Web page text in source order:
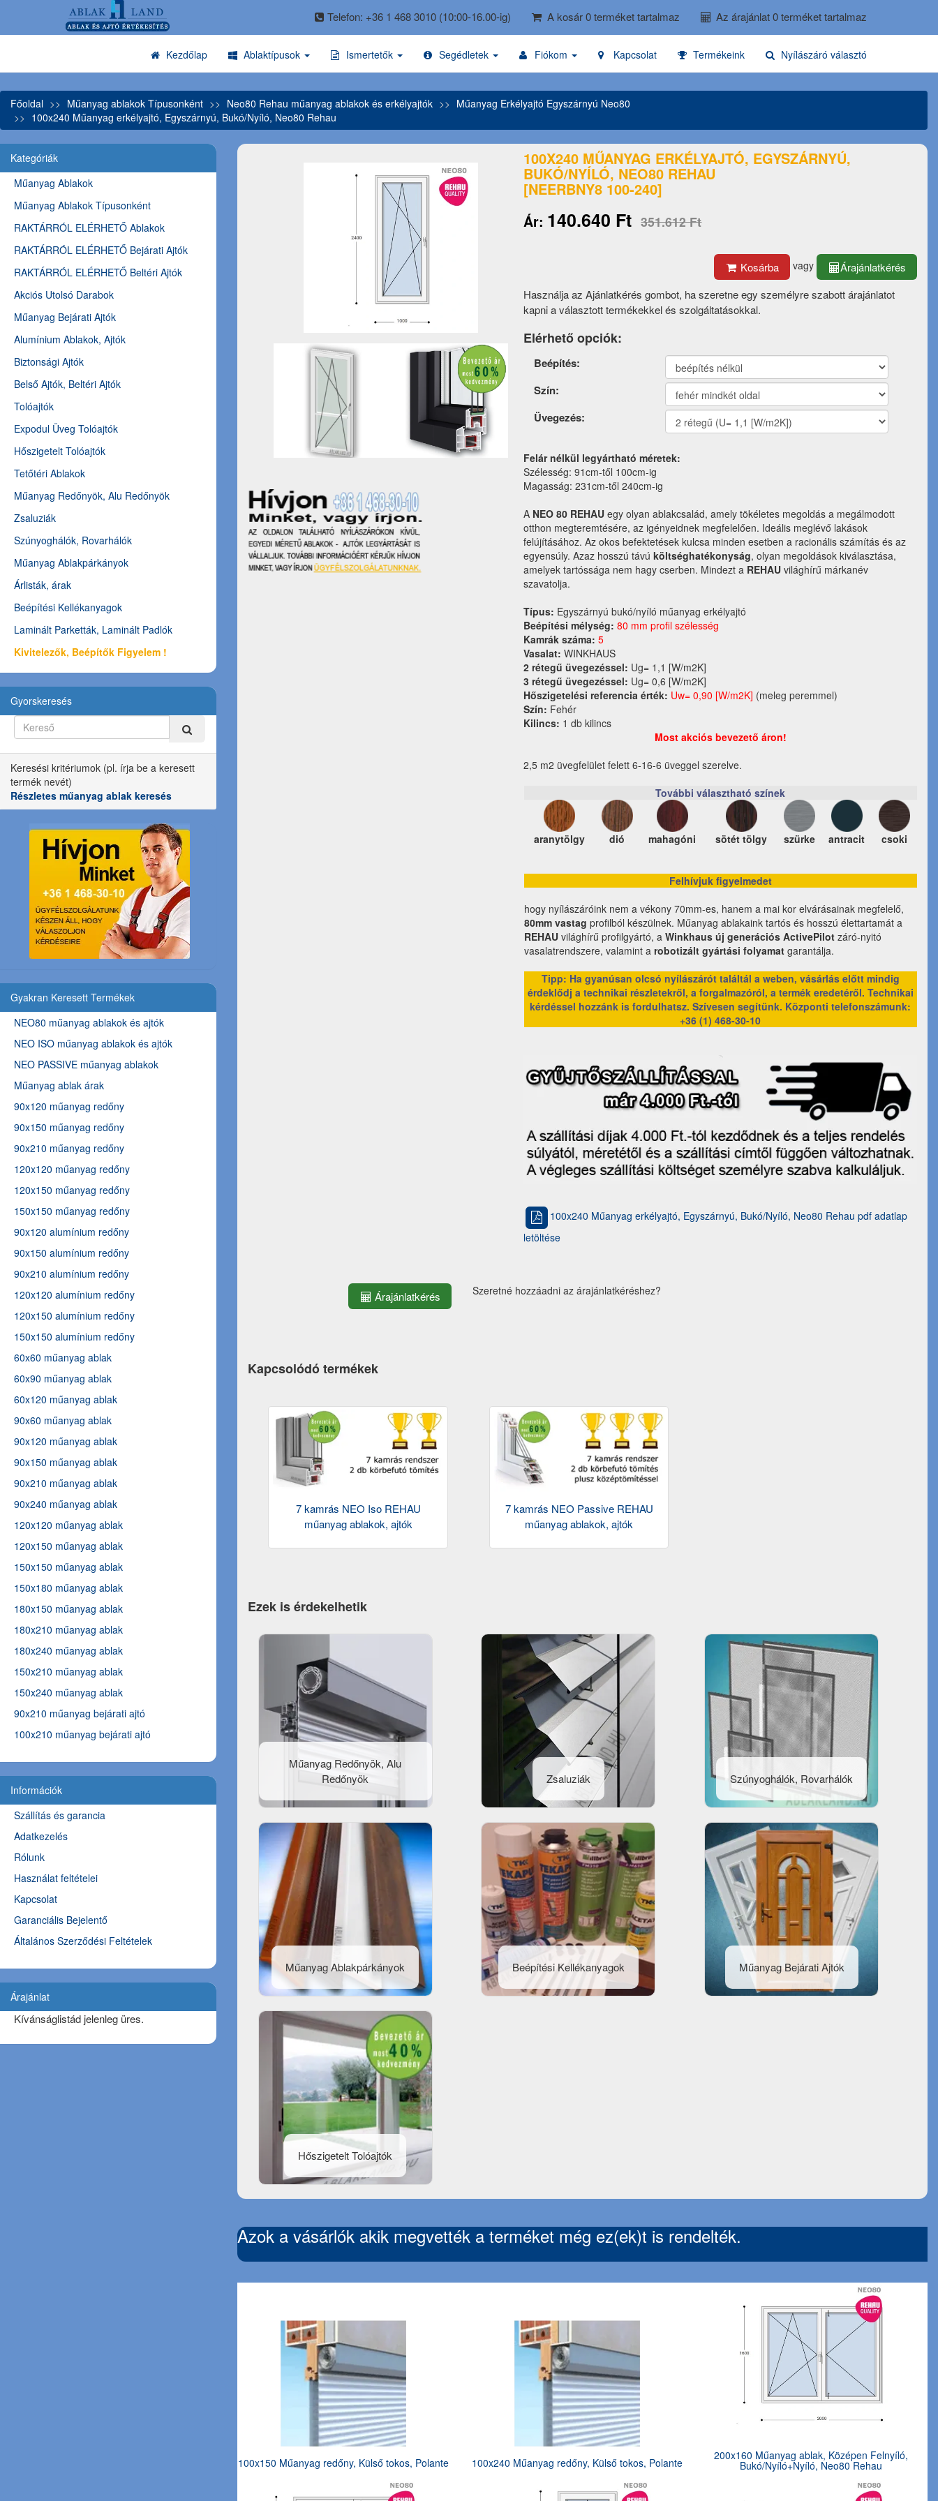
Telefon: +36 1 468 3010 (10:00-16.00-ig) A kosár 0 terméket tartalmaz Az árajánlat 0 terméket tartalmaz
Kezdőlap Ablaktípusok Ismertetők Segédletek Fiókom Kapcsolat Termékeink Nyílászáró választó
Főoldal Műanyag ablakok Típusonként Neo80 Rehau műanyag ablakok és erkélyajtók
Műanyag Erkélyajtó Egyszárnyú Neo80
100x240 Műanyag erkélyajtó, Egyszárnyú, Bukó/Nyíló, Neo80 Rehau
100X240 MŰANYAG ERKÉLYAJTÓ, EGYSZÁRNYÚ,
BUKÓ/NYÍLÓ, NEO80 REHAU
[NEERBNY8 100-240]
Ár: 140.640 Ft 351.612 Ft
Kosárba vagy
Árajánlatkérés
Használja az Ajánlatkérés gombot, ha szeretne egy személyre szabott árajánlatot
kapni a választott termékekkel és szolgáltatásokkal.
Elérhető opciók:
Termék
opciók
Beépítés:
Szín:
Üvegezés:
Felár nélkül legyártható méretek:
Szélesség: 91cm-től 100cm-ig
Magasság: 231cm-től 240cm-ig
A NEO 80 REHAU egy olyan ablakcsalád, amely tökéletes megoldás a megálmodott
otthon megteremtésére, az igényeidnek megfelelően. Ideális meglévő lakások
felújításához. Az okos befektetések kulcsa minden esetben a racionális számítás és az
egyensúly. Azaz hosszú távúköltséghatékonyság, olyan megoldások kiválasztása,
amelyek tartóssága nem hagy cserben. Mindezt a REHAU világhírű márkanév
szavatolja.
Típus: Egyszárnyú bukó/nyíló műanyag erkélyajtó
Beépítési mélység:80 mm profil szélesség
Kamrák száma:5
Vasalat: WINKHAUS
2 rétegű üvegezéssel: Ug= 1,1 [W/m2K]
3 rétegű üvegezéssel: Ug= 0,6 [W/m2K]
Hőszigetelési referencia érték: Uw= 0,90 [W/m2K] (meleg peremmel)
Szín: Fehér
Kilincs: 1 db kilincs
Most akciós bevezető áron!
2,5 m2 üvegfelület felett 6-16-6 üveggel szerelve.
További választható színek
aranytölgy dió mahagóni sötét tölgy szürke antracit csoki
Felhívjuk figyelmedet
hogy nyílászáróink nem a vékony 70mm-es, hanem a mai kor elvárásainak megfelelő,
80mm vastag profilból készülnek. Műanyag ablakaink tartós és hosszú élettartamát a
REHAUvilághírű profilgyártó, a Winkhaus új generációs ActivePilotzáró-nyitó
vasalatrendszere, valamint a robotizált gyártási folyamatgarantálja.
Tipp: Ha gyanúsan olcsó nyílászárót találtál a weben, vásárlás előtt mindig
érdeklődj a technikai részletekről, a forgalmazóról, a termék eredetéről. Technikai
kérdéssel hozzánk is fordulhatsz. Szívesen segítünk. Központi telefonszámunk:
+36 (1) 468-30-10
100x240 Műanyag erkélyajtó, Egyszárnyú, Bukó/Nyíló, Neo80 Rehau pdf adatlap
letöltése
Árajánlatkérés Szeretné hozzáadni az árajánlatkéréshez?
Kapcsolódó termékek
7 kamrás NEO Iso REHAU
műanyag ablakok, ajtók
7 kamrás NEO Passive REHAU
műanyag ablakok, ajtók
Ezek is érdekelhetik
Műanyag Redőnyök, Alu
Redőnyök
Zsaluziák Szúnyoghálók, Rovarhálók
Műanyag Ablakpárkányok Beépítési Kellékanyagok Műanyag Bejárati Ajtók
Hőszigetelt Tolóajtók
Azok a vásárlók akik megvették a terméket még ez(ek)t is rendelték.
100x150 Műanyag redőny, Külső tokos, Polante 100x240 Műanyag redőny, Külső tokos, Polante
200x160 Műanyag ablak, Középen Felnyíló,
Bukó/Nyíló+Nyíló, Neo80 Rehau
Kategóriák
Műanyag Ablakok
Műanyag Ablakok Típusonként
RAKTÁRRÓL ELÉRHETŐ Ablakok
RAKTÁRRÓL ELÉRHETŐ Bejárati Ajtók
RAKTÁRRÓL ELÉRHETŐ Beltéri Ajtók
Akciós Utolsó Darabok
Műanyag Bejárati Ajtók
Alumínium Ablakok, Ajtók
Biztonsági Ajtók
Belső Ajtók, Beltéri Ajtók
Tolóajtók
Expodul Üveg Tolóajtók
Hőszigetelt Tolóajtók
Tetőtéri Ablakok
Műanyag Redőnyök, Alu Redőnyök
Zsaluziák
Szúnyoghálók, Rovarhálók
Műanyag Ablakpárkányok
Árlisták, árak
Beépítési Kellékanyagok
Laminált Parketták, Laminált Padlók
Kivitelezők, Beépítők Figyelem !
Gyorskeresés
Keresési kritériumok (pl. írja be a keresett
termék nevét)
Részletes műanyag ablak keresés
Gyakran Keresett Termékek
NEO80 műanyag ablakok és ajtók
NEO ISO műanyag ablakok és ajtók
NEO PASSIVE műanyag ablakok
Műanyag ablak árak
90x120 műanyag redőny
90x150 műanyag redőny
90x210 műanyag redőny
120x120 műanyag redőny
120x150 műanyag redőny
150x150 műanyag redőny
90x120 alumínium redőny
90x150 alumínium redőny
90x210 alumínium redőny
120x120 alumínium redőny
120x150 alumínium redőny
150x150 alumínium redőny
60x60 műanyag ablak
60x90 műanyag ablak
60x120 műanyag ablak
90x60 műanyag ablak
90x120 műanyag ablak
90x150 műanyag ablak
90x210 műanyag ablak
90x240 műanyag ablak
120x120 műanyag ablak
120x150 műanyag ablak
150x150 műanyag ablak
150x180 műanyag ablak
180x150 műanyag ablak
180x210 műanyag ablak
180x240 műanyag ablak
150x210 műanyag ablak
150x240 műanyag ablak
90x210 műanyag bejárati ajtó
100x210 műanyag bejárati ajtó
Információk
Szállítás és garancia
Adatkezelés
Rólunk
Használat feltételei
Kapcsolat
Garanciális Bejelentő
Általános Szerződési Feltételek
Árajánlat
Kívánságlistád jelenleg üres.